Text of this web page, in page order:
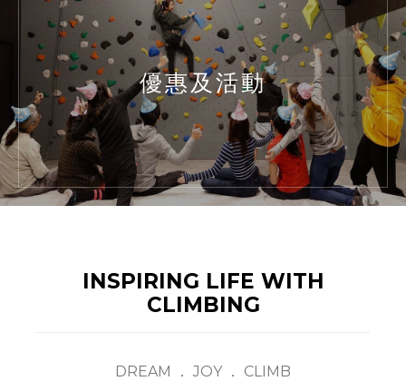
優惠及活動
INSPIRING LIFE WITH
CLIMBING
DREAM ． JOY ． CLIMB